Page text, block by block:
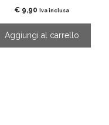
€ 9,90 Iva inclusa
Aggiungi al carrello